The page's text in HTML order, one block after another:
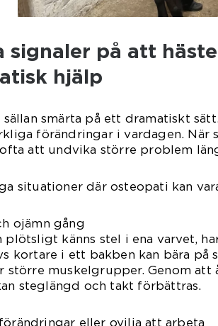
signaler på att
hjälp
sällan smärta på ett dramatiskt
förändringar i vardagen. När
att undvika större problem
situationer där osteopati kan
ojämn gång
plötsligt känns stel i ena varvet,
kortare i ett bakben kan bära på
större muskelgrupper. Genom
steglängd och takt förbättras.
eller ovilja att arbeta